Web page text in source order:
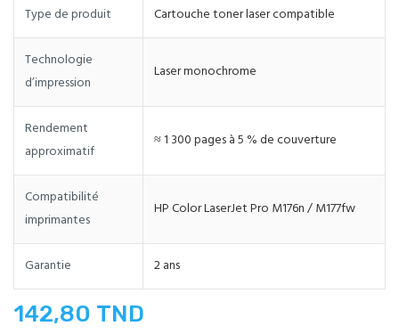
Type de produit Cartouche toner laser compatible
Technologie
d’impression
Laser monochrome
Rendement
approximatif
≈ 1 300 pages à 5 % de couverture
Compatibilité
imprimantes
HP Color LaserJet Pro M176n / M177fw
Garantie 2 ans
142,80 TND